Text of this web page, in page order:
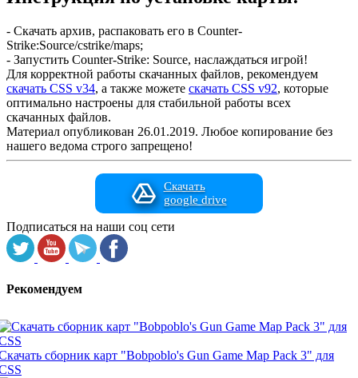
- Скачать архив, распаковать его в Counter-
Strike:Source/cstrike/maps;
- Запустить Counter-Strike: Source, наслаждаться игрой!
Для корректной работы скачанных файлов, рекомендуем
скачать CSS v34, а также можете скачать CSS v92, которые
оптимально настроены для стабильной работы всех
скачанных файлов.
Материал опубликован 26.01.2019. Любое копирование без
нашего ведома строго запрещено!
Скачать
google drive
Подписаться на наши соц сети
Рекомендуем
сборник карт "Bobpoblo's Gun Game Map Pack 3" для